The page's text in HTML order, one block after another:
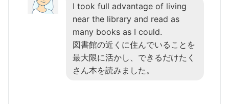
I took full advantage of living
near the library and read as
many books as I could.
図書館の近くに住んでいることを
最大限に活かし、できるだけたく
さん本を読みました。